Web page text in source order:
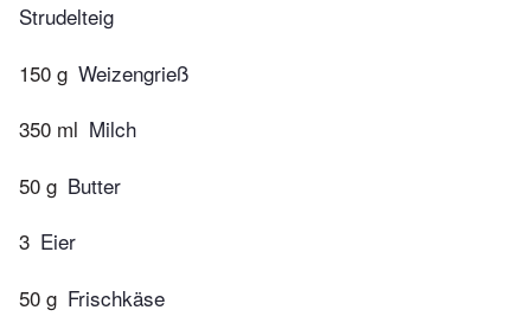
Strudelteig
150 g Weizengrieß
350 ml Milch
50 g Butter
3 Eier
50 g Frischkäse